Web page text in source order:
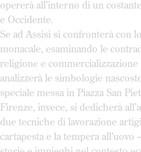
opererà all’interno di un
e Occidente.
Se ad Assisi si confronterà con
monacale, esaminando le
religione e commercializzazione
analizzerà le simbologie
speciale messa in Piazza San
Firenze, invece, si dedicherà
due tecniche di lavorazione
cartapesta e la tempera all’uovo